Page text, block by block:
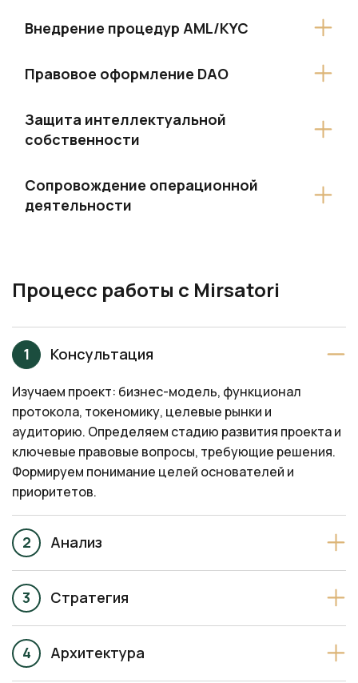
Внедрение процедур AML/KYC
Правовое оформление DAO
Защита интеллектуальной
собственности
Сопровождение операционной
деятельности
Процесс работы с Mirsatori
Консультация
Изучаем проект: бизнес-модель, функционал
протокола, токеномику, целевые рынки и
аудиторию. Определяем стадию развития проекта и
ключевые правовые вопросы, требующие решения.
Формируем понимание целей основателей и
приоритетов.
Анализ
Стратегия
Архитектура